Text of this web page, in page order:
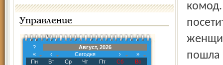
Управление
?
Август, 2026
«
‹ Сегодня ›
»
Пн
Вт Ср Чт Пт Сб
Вс
пошла